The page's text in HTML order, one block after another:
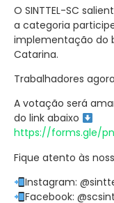
O SINTTEL-SC
a categoria
implementação do
Catarina.
Trabalhadores
A votação será
do link abaixo
https://forms.gle/
Fique atento às
Instagram:
Facebook: